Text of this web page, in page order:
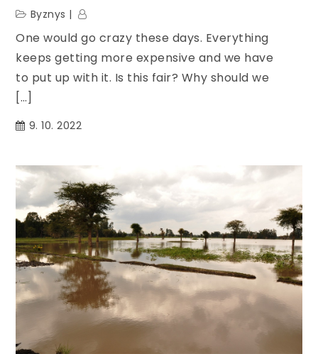
Byznys
One would go crazy these days. Everything
keeps getting more expensive and we have
to put up with it. Is this fair? Why should we
[…]
9. 10. 2022